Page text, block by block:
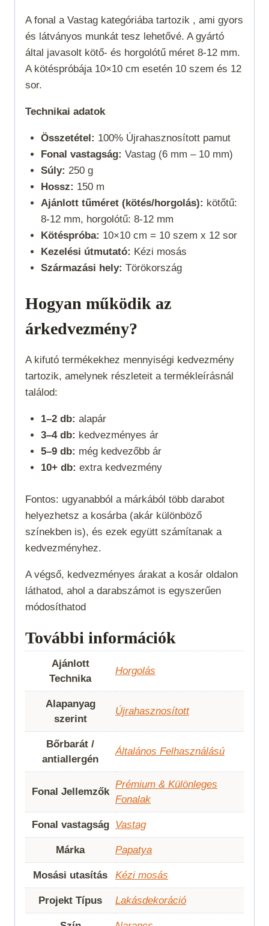
A fonal a Vastag kategóriába tartozik , ami gyors
és látványos munkát tesz lehetővé. A gyártó
által javasolt kötő- és horgolótű méret 8-12 mm.
A kötéspróbája 10×10 cm esetén 10 szem és 12
sor.
Technikai adatok
Összetétel: 100% Újrahasznosított pamut
Fonal vastagság: Vastag (6 mm – 10 mm)
Súly: 250 g
Hossz: 150 m
Ajánlott tűméret (kötés/horgolás): kötőtű:
8-12 mm, horgolótű: 8-12 mm
Kötéspróba: 10×10 cm = 10 szem x 12 sor
Kezelési útmutató: Kézi mosás
Származási hely: Törökország
Hogyan működik az
árkedvezmény?
A kifutó termékekhez mennyiségi kedvezmény
tartozik, amelynek részleteit a termékleírásnál
találod:
1–2 db: alapár
3–4 db: kedvezményes ár
5–9 db: még kedvezőbb ár
10+ db: extra kedvezmény
Fontos: ugyanabból a márkából több darabot
helyezhetsz a kosárba (akár különböző
színekben is), és ezek együtt számítanak a
kedvezményhez.
A végső, kedvezményes árakat a kosár oldalon
láthatod, ahol a darabszámot is egyszerűen
módosíthatod
További információk
Ajánlott
Technika
Horgolás
Alapanyag
szerint
Újrahasznosított
Bőrbarát /
antiallergén
Általános Felhasználású
Fonal Jellemzők
Prémium & Különleges
Fonalak
Fonal vastagság Vastag
Márka Papatya
Mosási utasítás Kézi mosás
Projekt Típus Lakásdekoráció